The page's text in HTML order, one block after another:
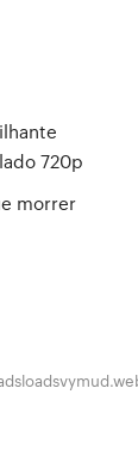
720p
morrer